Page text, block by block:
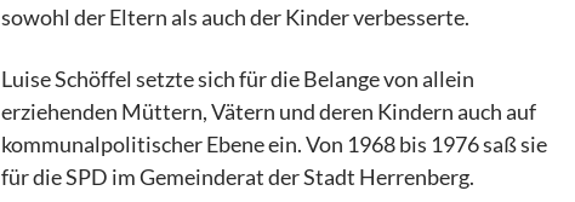
sowohl der Eltern als auch der Kinder verbesserte.
Luise Schöffel setzte sich für die Belange von allein
erziehenden Müttern, Vätern und deren Kindern auch auf
kommunalpolitischer Ebene ein. Von 1968 bis 1976 saß sie
für die SPD im Gemeinderat der Stadt Herrenberg.